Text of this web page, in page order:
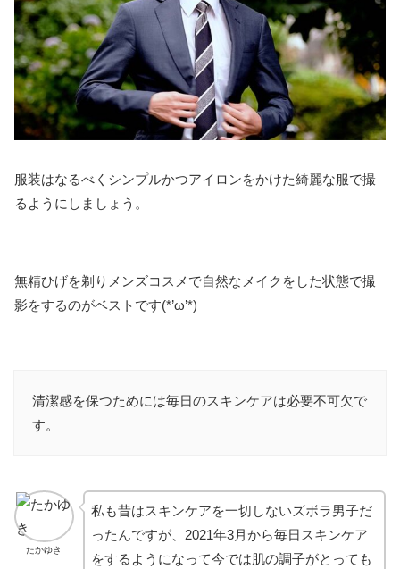
服装はなるべくシンプルかつアイロンをかけた綺麗な服で撮
るようにしましょう。
無精ひげを剃りメンズコスメで自然なメイクをした状態で撮
影をするのがベストです(*’ω’*)
清潔感を保つためには毎日のスキンケアは必要不可欠で
す。
たかゆき
私も昔はスキンケアを一切しないズボラ男子だ
ったんですが、2021年3月から毎日スキンケア
をするようになって今では肌の調子がとっても